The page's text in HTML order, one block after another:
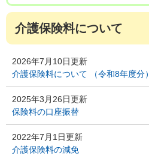
介護保険料について
2026年7月10日更新
介護保険料について （令和8年度分）
2025年3月26日更新
保険料の口座振替
2022年7月1日更新
介護保険料の減免